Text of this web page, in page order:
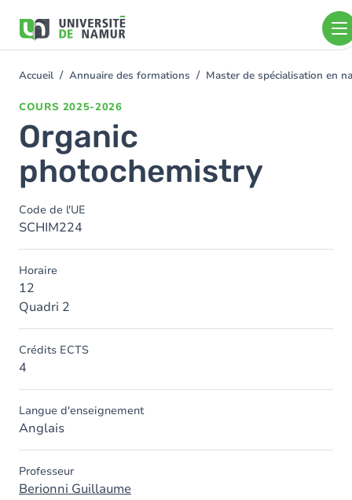
contenu
You
Accueil Annuaire des formations Master de spécialisation en
COURS 2025-2026
Organic
photochemistry
Code de l'UE
SCHIM224
Horaire
12
Quadri 2
Crédits ECTS
4
Langue d'enseignement
Anglais
Professeur
Berionni Guillaume